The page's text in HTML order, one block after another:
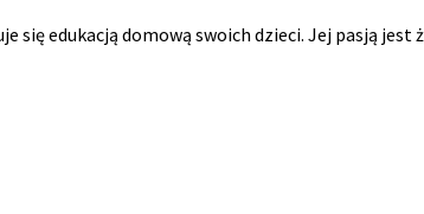
się edukacją domową swoich dzieci. Jej pasją